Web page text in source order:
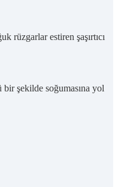
rüzgarlar estiren şaşırtıcı
şekilde soğumasına yol